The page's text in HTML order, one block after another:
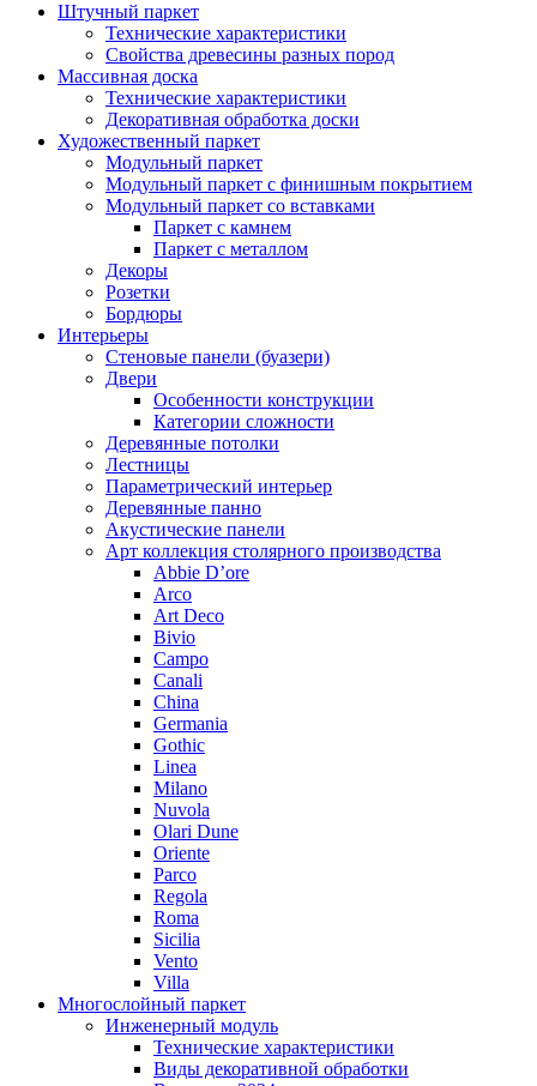
Штучный паркет
Технические характеристики
Свойства древесины разных пород
Массивная доска
Технические характеристики
Декоративная обработка доски
Художественный паркет
Модульный паркет
Модульный паркет с финишным покрытием
Модульный паркет со вставками
Паркет с камнем
Паркет с металлом
Декоры
Розетки
Бордюры
Интерьеры
Стеновые панели (буазери)
Двери
Особенности конструкции
Категории сложности
Деревянные потолки
Лестницы
Параметрический интерьер
Деревянные панно
Акустические панели
Арт коллекция столярного производства
Abbie D’ore
Arco
Art Deco
Bivio
Campo
Canali
China
Germania
Gothic
Linea
Milano
Nuvola
Olari Dune
Oriente
Parco
Regola
Roma
Sicilia
Vento
Villa
Многослойный паркет
Инженерный модуль
Технические характеристики
Виды декоративной обработки